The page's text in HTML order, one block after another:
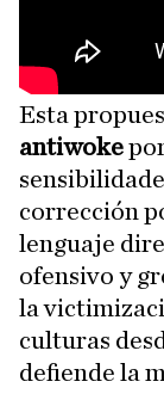
Esta
antiwoke
corrección
lenguaje
ofensivo y
la
culturas
defiende la